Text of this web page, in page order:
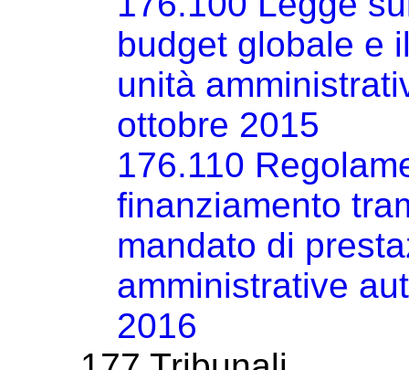
budget globale e
unità
ottobre 2015
176.110
finanziamento
mandato di
amministrative
2016